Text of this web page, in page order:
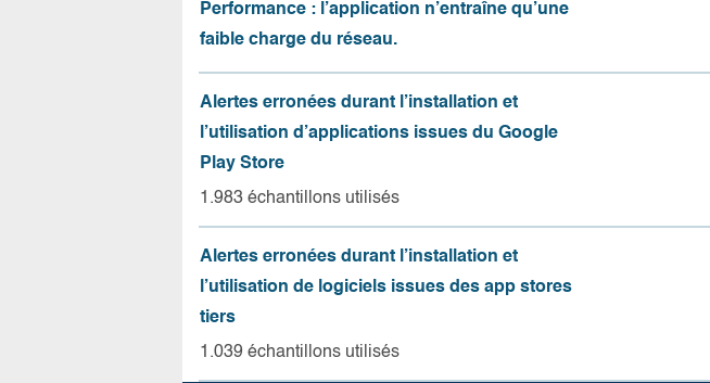
Performance : l’application n’entraîne qu’une
faible charge du réseau.
Alertes erronées durant l’installation et
l’utilisation d’applications issues du Google
Play Store
1.983 échantillons utilisés
Alertes erronées durant l’installation et
l’utilisation de logiciels issues des app stores
tiers
1.039 échantillons utilisés